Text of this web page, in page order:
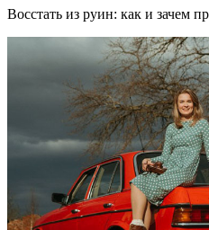
Восстать из руин: как и зачем